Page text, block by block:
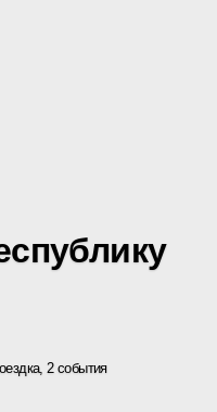
2 события